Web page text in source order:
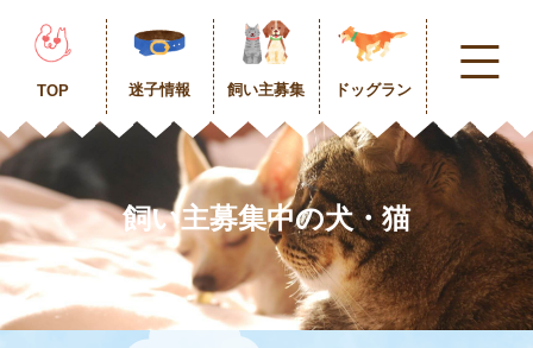
TOP 迷子情報 飼い主募集 ドッグラン
飼い主募集中の犬・猫